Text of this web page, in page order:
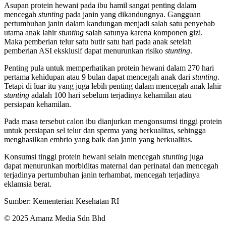
Asupan protein hewani pada ibu hamil sangat penting dalam
mencegah stunting pada janin yang dikandungnya. Gangguan
pertumbuhan janin dalam kandungan menjadi salah satu penyebab
utama anak lahirstunting salah satunya karena komponen gizi.
Maka pemberian telur satu butir satu hari pada anak setelah
pemberian ASI eksklusif dapat menurunkan risiko stunting.
Penting pula untuk memperhatikan protein hewani dalam 270 hari
pertama kehidupan atau 9 bulan dapat mencegah anak dari stunting.
Tetapi di luar itu yang juga lebih penting dalam mencegah anak lahir
stunting adalah 100 hari sebelum terjadinya kehamilan atau
persiapan kehamilan.
Pada masa tersebut calon ibu dianjurkan mengonsumsi tinggi protein
untuk persiapan sel telur dan sperma yang berkualitas, sehingga
menghasilkan embrio yang baik dan janin yang berkualitas.
Konsumsi tinggi protein hewani selain mencegah stunting juga
dapat menurunkan morbiditas maternal dan perinatal dan mencegah
terjadinya pertumbuhan janin terhambat, mencegah terjadinya
eklamsia berat.
Sumber: Kementerian Kesehatan RI
© 2025 Amanz Media Sdn Bhd